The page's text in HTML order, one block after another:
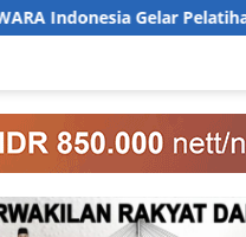
Pelatihan Public Speaking